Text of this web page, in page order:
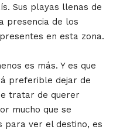
Sus playas llenas de
presencia de los
en esta zona.
es más. Y es que
preferible dejar de
tratar de querer
mucho que se
para ver el destino, es